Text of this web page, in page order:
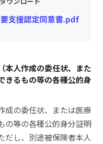
要支援認定同意書.pdf
人作成の委任状、また
きるもの等の各種公的身
成の委任状、または医療
の等の各種公的身分証明
だし、別途被保険者本人